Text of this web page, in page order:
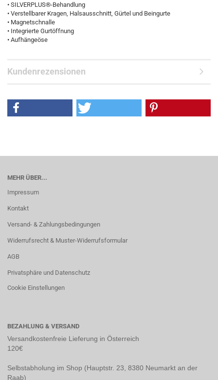
• SILVERPLUS®-Behandlung
• Verstellbarer Kragen, Halsausschnitt, Gürtel und Beingurte
• Magnetschnalle
• Integrierte Gurtöffnung
• Aufhängeöse
Kundenrezensionen
MEHR ÜBER...
Impressum
Kontakt
Versand- & Zahlungsbedingungen
Widerrufsrecht & Muster-Widerrufsformular
AGB
Privatsphäre und Datenschutz
Cookie Einstellungen
BEZAHLUNG & VERSAND
Versandkostenfreie Lieferung in Österreich
120€
Selbstabholung im Shop (Hauptstr. 23, 8380 Neumarkt an der
Raab)